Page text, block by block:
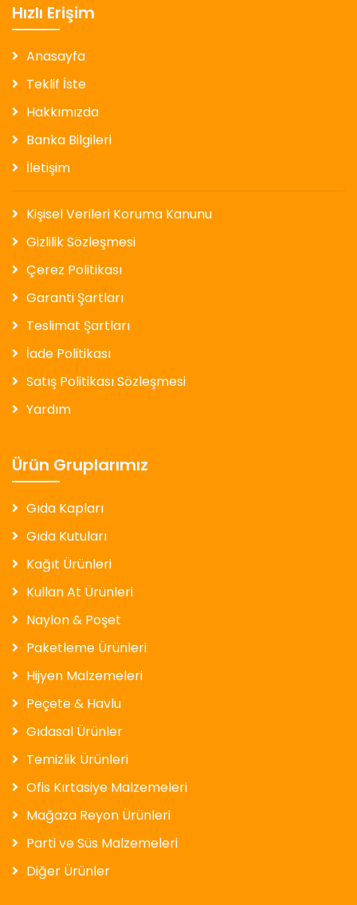
Hızlı Erişim
Anasayfa
Teklif İste
Hakkımızda
Banka Bilgileri
İletişim
Kişisel Verileri Koruma Kanunu
Gizlilik Sözleşmesi
Çerez Politikası
Garanti Şartları
Teslimat Şartları
İade Politikası
Satış Politikası Sözleşmesi
Yardım
Ürün Gruplarımız
Gıda Kapları
Gıda Kutuları
Kağıt Ürünleri
Kullan At Ürünleri
Naylon & Poşet
Paketleme Ürünleri
Hijyen Malzemeleri
Peçete & Havlu
Gıdasal Ürünler
Temizlik Ürünleri
Ofis Kırtasiye Malzemeleri
Mağaza Reyon Ürünleri
Parti ve Süs Malzemeleri
Diğer Ürünler